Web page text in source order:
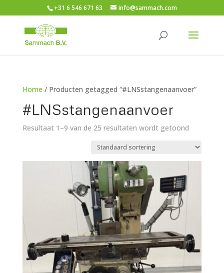
+31 6 546 671 63 info@sammach.com
Home / Producten getagged “#LNSstangenaanvoer”
#LNSstangenaanvoer
Resultaat 1–9 van de 25 resultaten wordt getoond